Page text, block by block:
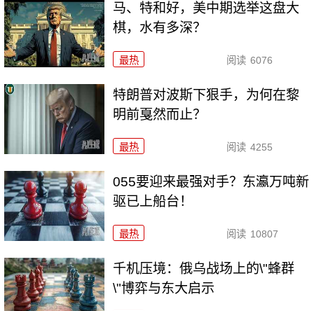
马、特和好，美中期选举这盘大
棋，水有多深？
最热 阅读 6076
特朗普对波斯下狠手，为何在黎
明前戛然而止？
最热 阅读 4255
055要迎来最强对手？东瀛万吨新
驱已上船台！
最热 阅读 10807
千机压境：俄乌战场上的\"蜂群
\"博弈与东大启示